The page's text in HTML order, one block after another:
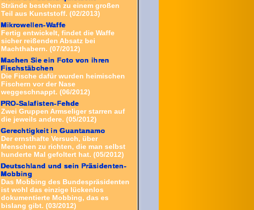
Strände bestehen zu einem großen
Teil aus Kunststoff. (02/2013)
Mikrowellen-Waffe
Fertig entwickelt, findet die Waffe
sicher reißenden Absatz bei
Machthabern. (07/2012)
Machen Sie ein Foto von ihren
Fischstäbchen
Die Fische dafür wurden heimischen
Fischern vor der Nase
weggeschnappt. (06/2012)
PRO-Salafisten-Fehde
Zwei Gruppen Armseliger starren auf
die jeweils andere. (05/2012)
Gerechtigkeit in Guantanamo
Der ernsthafte Versuch, über
Menschen zu richten, die man selbst
hunderte Mal gefoltert hat. (05/2012)
Deutschland und sein Präsidenten-
Mobbing
Das Mobbing des Bundespräsidenten
ist wohl das einzige lückenlos
dokumentierte Mobbing, das es
bislang gibt. (03/2012)